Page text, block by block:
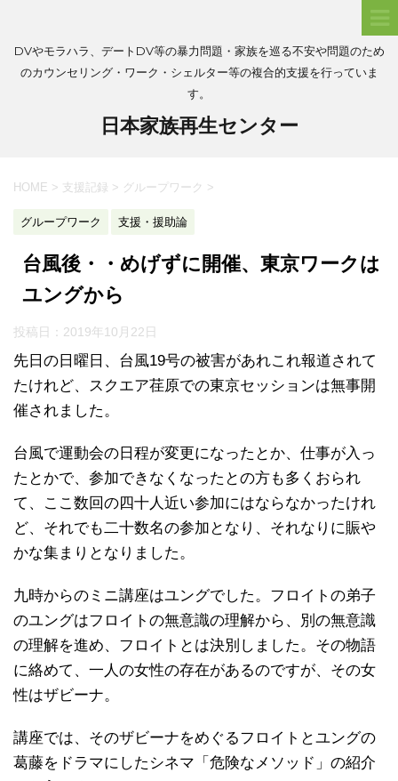
DVやモラハラ、デートDV等の暴力問題・家族を巡る不安や問題のため
のカウンセリング・ワーク・シェルター等の複合的支援を行っていま
す。
日本家族再生センター
HOME > 支援記録 > グループワーク >
グループワーク 支援・援助論
台風後・・めげずに開催、東京ワークは
ユングから
投稿日： 2019年10月22日
先日の日曜日、台風19号の被害があれこれ報道されて
たけれど、スクエア荏原での東京セッションは無事開
催されました。
台風で運動会の日程が変更になったとか、仕事が入っ
たとかで、参加できなくなったとの方も多くおられ
て、ここ数回の四十人近い参加にはならなかったけれ
ど、それでも二十数名の参加となり、それなりに賑や
かな集まりとなりました。
九時からのミニ講座はユングでした。フロイトの弟子
のユングはフロイトの無意識の理解から、別の無意識
の理解を進め、フロイトとは決別しました。その物語
に絡めて、一人の女性の存在があるのですが、その女
性はザビーナ。
講座では、そのザビーナをめぐるフロイトとユングの
葛藤をドラマにしたシネマ「危険なメソッド」の紹介